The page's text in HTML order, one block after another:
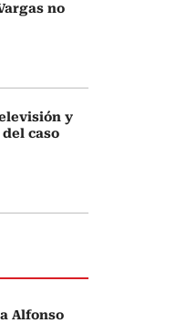
no
y
caso
Alfonso